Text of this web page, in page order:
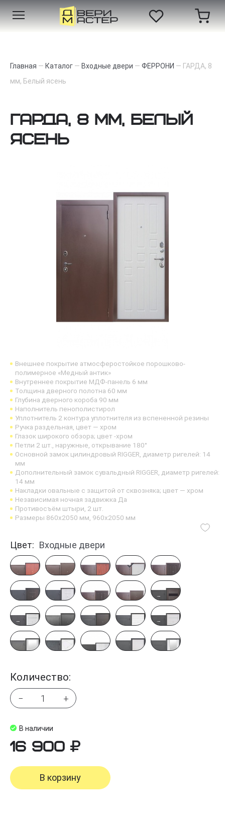
Главная — Каталог — Входные двери — ФЕРРОНИ — ГАРДА, 8
мм, Белый ясень
ГАРДА, 8 мм, Белый
ясень
Внешнее покрытие атмосферостойкое порошково-
полимерное «Медный антик»
Внутреннее покрытие МДФ-панель 6 мм
Толщина дверного полотна 60 мм
Глубина дверного короба 90 мм
Наполнитель пенополистирол
Уплотнитель 2 контура уплотнителя из вспененной резины
Ручка раздельная, цвет — хром
Глазок широкого обзора; цвет -хром
Петли 2 шт., наружные, открывание 180°
Основной замок цилиндровый RIGGER, диаметр ригелей: 14
мм
Дополнительный замок сувальдный RIGGER, диаметр ригелей:
14 мм
Накладки овальные с защитой от сквозняка; цвет — хром
Независимая ночная задвижка Да
Противосъём штыри, 2 шт.
Размеры 860х2050 мм, 960х2050 мм
Цвет: Входные двери
Количество:
− +
В наличии
16 900
В корзину